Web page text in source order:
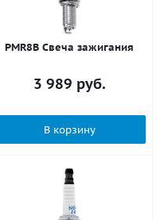
PMR8B Свеча зажигания
3 989 руб.
В корзину